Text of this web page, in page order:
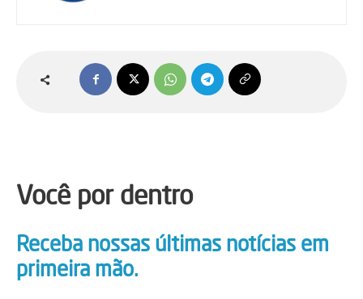
Você por dentro
Receba nossas últimas notícias em
primeira mão.